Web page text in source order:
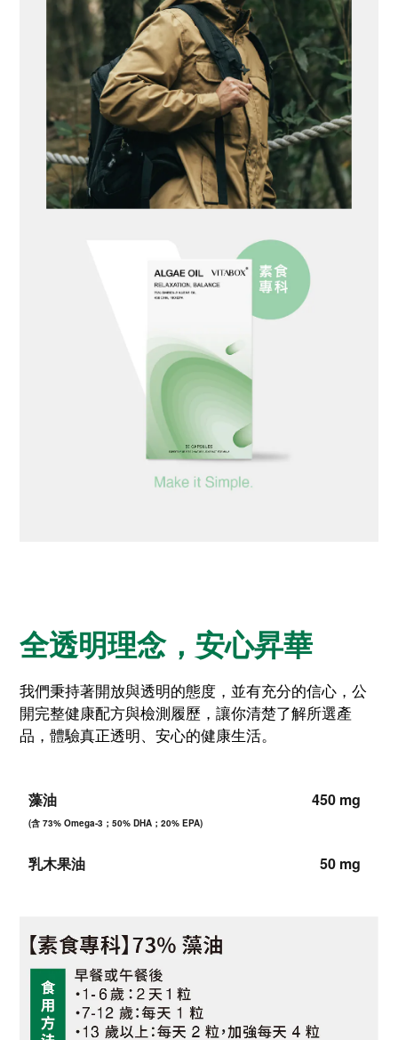
全透明理念，安心昇華
我們秉持著開放與透明的態度，並有充分的信心，公
開完整健康配方與檢測履歷，讓你清楚了解所選產
品，體驗真正透明、安心的健康生活。
藻油
(含 73% Omega-3；50% DHA；20% EPA)
450 mg
乳木果油 50 mg